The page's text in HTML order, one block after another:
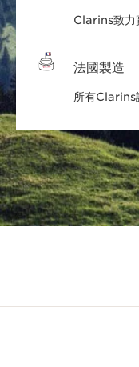
Clarins致力
法國製造
所有Clarins